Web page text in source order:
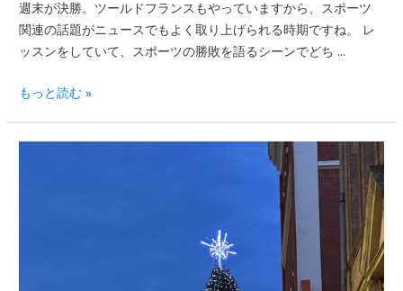
週末が決勝。ツールドフランスもやっていますから、スポーツ
関連の話題がニュースでもよく取り上げられる時期ですね。 レ
ッスンをしていて、スポーツの勝敗を語るシーンでどち …
もっと読む »